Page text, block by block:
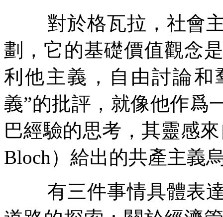
對於格瓦拉，社會
劃，它的基礎價值觀念
利他主義，自由討論和
義”的批評，就像他作爲
巴經驗的思考，其靈感
Bloch）給出的共產主義
有三件事情具體表